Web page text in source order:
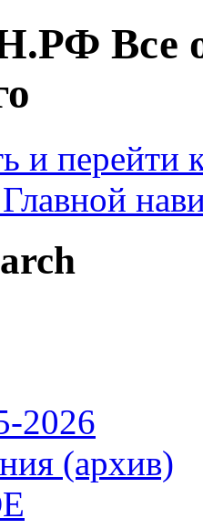
Все
и перейти
2026
(архив)